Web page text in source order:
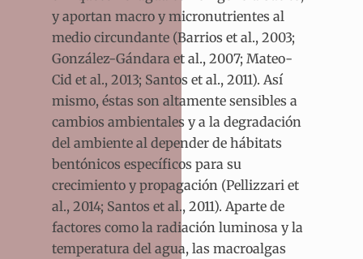
y aportan macro y micronutrientes al
medio circundante (Barrios et al., 2003;
González-Gándara et al., 2007; Mateo-
Cid et al., 2013; Santos et al., 2011). Así
mismo, éstas son altamente sensibles a
cambios ambientales y a la degradación
del ambiente al depender de hábitats
bentónicos específicos para su
crecimiento y propagación (Pellizzari et
al., 2014; Santos et al., 2011). Aparte de
factores como la radiación luminosa y la
temperatura del agua, las macroalgas